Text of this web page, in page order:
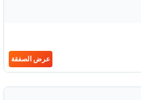
عرض الصفقة